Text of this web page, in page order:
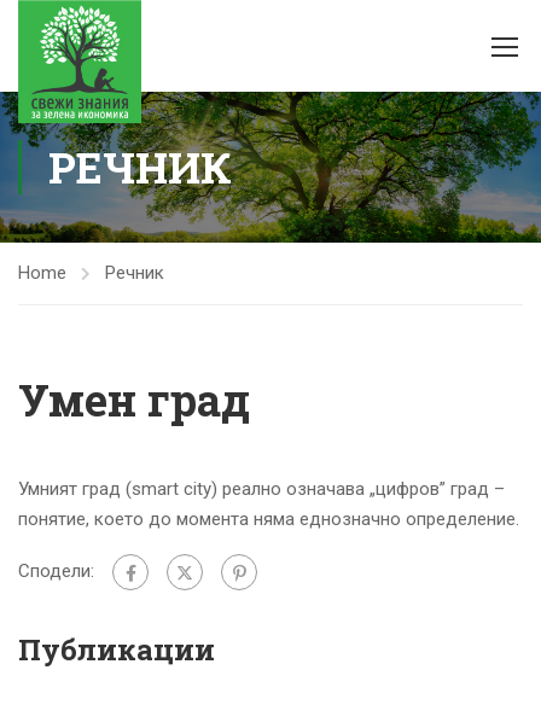
РЕЧНИК
Home Речник
Умен град
Умният град (smart city) реално означава „цифров” град –
понятие, което до момента няма еднозначно определение.
Сподели:
Публикации